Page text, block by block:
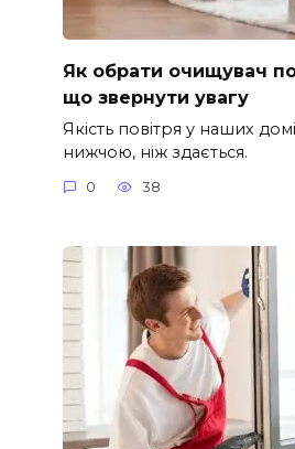
Як обрати очищувач
що звернути увагу
Якість повітря у наших
нижчою, ніж здається.
0 38